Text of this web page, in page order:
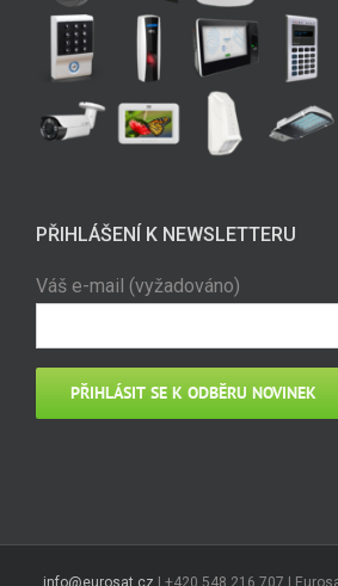
PŘIHLÁŠENÍ K NEWSLETTERU
Váš e-mail (vyžadováno)
info@eurosat.cz | +420 548 216 707 |